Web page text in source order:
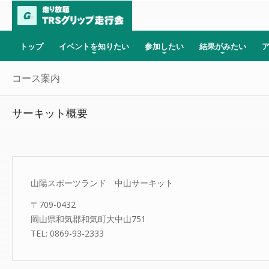
トップ イベントを知りたい 参加したい 結果がみたい
コース案内
サーキット概要
山陽スポーツランド 中山サーキット
〒709-0432
岡山県和気郡和気町大中山751
TEL: 0869-93-2333